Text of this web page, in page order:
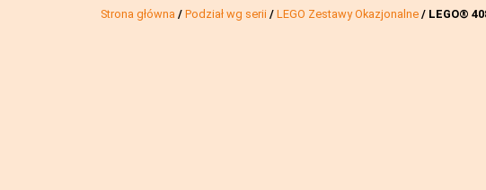
Strona główna / Podział wg serii / LEGO Zestawy Okazjonalne / LEGO®